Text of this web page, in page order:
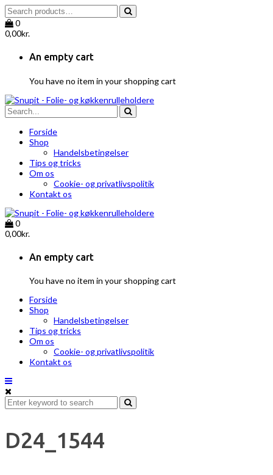
0
0,00kr.
An empty cart
You have no item in your shopping cart
Forside
Shop
Handelsbetingelser
Tips og tricks
Om os
Cookie- og privatlivspolitik
Kontakt os
0
0,00kr.
An empty cart
You have no item in your shopping cart
Forside
Shop
Handelsbetingelser
Tips og tricks
Om os
Cookie- og privatlivspolitik
Kontakt os
D24_1544